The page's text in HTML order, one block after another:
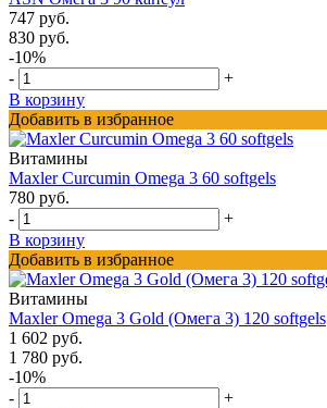
747 руб.
830 руб.
-10%
-
+
В корзину
Добавить в избранное
Витамины
Maxler Curcumin Omega 3 60 softgels
780 руб.
-
+
В корзину
Добавить в избранное
Витамины
Maxler Omega 3 Gold (Омега 3) 120 softgels
1 602 руб.
1 780 руб.
-10%
-
+